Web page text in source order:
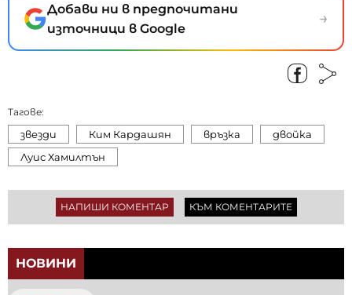
Добави ни в предпочитани
източници в Google
→
Тагове:
звезди Ким Кардашян връзка
двойка
Луис Хамилтън
НАПИШИ КОМЕНТАР КЪМ КОМЕНТАРИТЕ
НОВИНИ